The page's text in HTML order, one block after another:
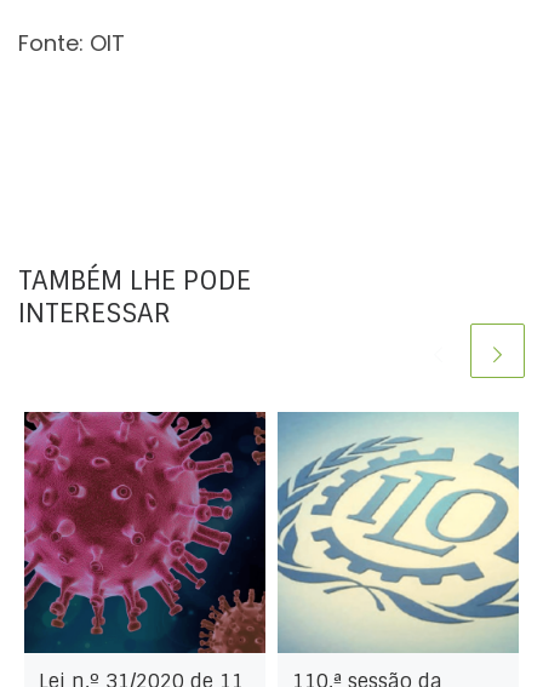
Fonte: OIT
TAMBÉM LHE PODE
INTERESSAR
Lei n.º 31/2020 de 11
110.ª sessão da